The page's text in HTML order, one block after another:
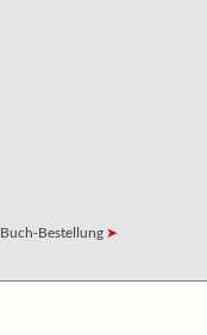
Buch-Bestellung ➤